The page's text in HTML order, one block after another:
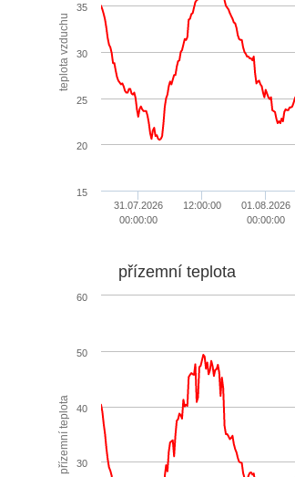
teplota vzduchu
31.07.2026
00:00:00
12:00:00
01.08.2026
00:00:00
15
20
25
30
35
přízemní teplota
přízemní teplota
30
40
50
60